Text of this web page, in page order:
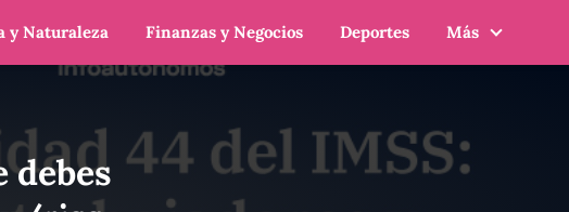
y Naturaleza Finanzas y Negocios Deportes Más
debes